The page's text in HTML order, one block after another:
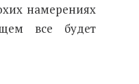
намерениях
все будет